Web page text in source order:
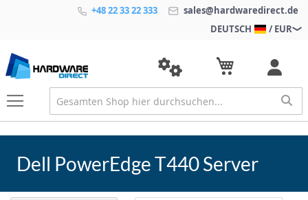
+48 22 33 22 333
sales@hardwaredirect.de
DEUTSCH
/ EUR
Dell PowerEdge T440 Server